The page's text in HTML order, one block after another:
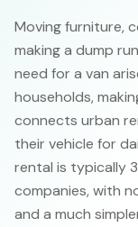
Moving furniture,
making a dump
need for a van
households,
connects urban
their vehicle for
rental is typically
companies, with
and a much